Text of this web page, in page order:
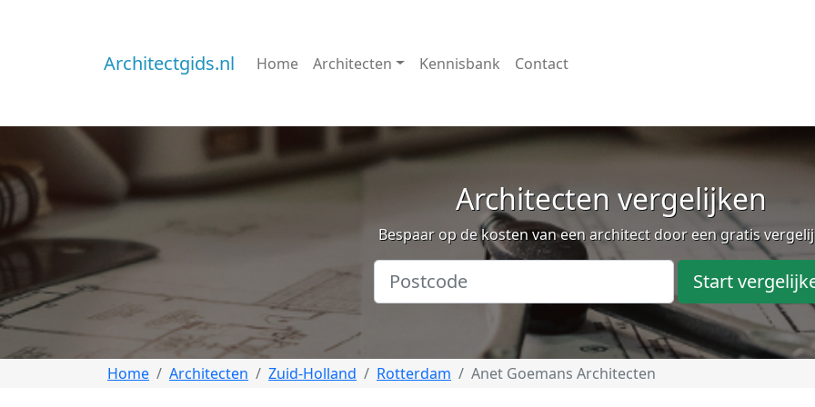
Architectgids.nl Home Architecten Kennisbank Contact
Architecten vergelijken
Bespaar op de kosten van een architect door een gratis
Start
Home Architecten Zuid-Holland Rotterdam Anet Goemans Architecten